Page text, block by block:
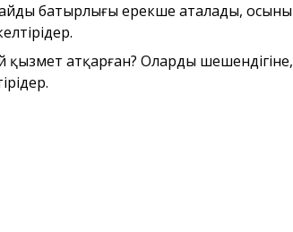
батырлығы ерекше аталады, осыны
атқарған? Олардың шешендігіне,